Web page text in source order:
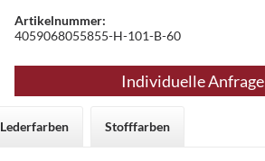
Artikelnummer:
4059068055855-H-101-B-60
Individuelle Anfrage
Lederfarben Stofffarben